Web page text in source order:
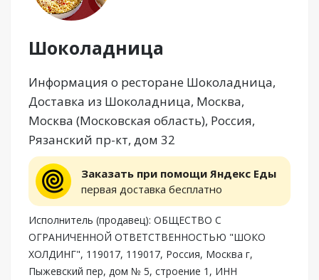
Шоколадница
Информация о ресторане Шоколадница,
Доставка из Шоколадница, Москва,
Москва (Московская область), Россия,
Рязанский пр-кт, дом 32
Заказать при помощи Яндекс Еды
первая доставка бесплатно
Исполнитель (продавец): ОБЩЕСТВО С
ОГРАНИЧЕННОЙ ОТВЕТСТВЕННОСТЬЮ "ШОКО
ХОЛДИНГ", 119017, 119017, Россия, Москва г,
Пыжевский пер, дом № 5, строение 1, ИНН